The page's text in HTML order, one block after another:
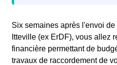
Six semaines après l'envoi
Itteville (ex ErDF), vous allez
financière permettant de
travaux de raccordement de